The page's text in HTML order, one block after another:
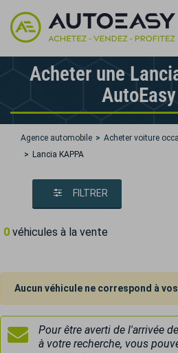
Acheter une
AutoEasy
Agence automobile Acheter voiture
Lancia KAPPA
FILTRER
0 véhicules à la vente
Aucun véhicule ne correspond à
Pour être averti de l'arrivée
à votre recherche, vous